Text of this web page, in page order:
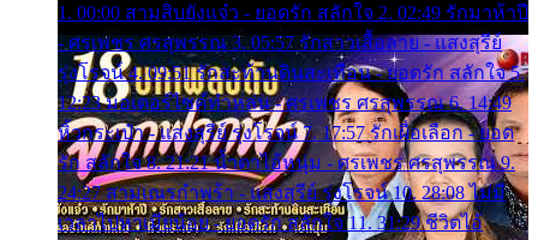
1. 00:00 สามสิบยังแจ๋ว - ยอดรัก สลักใจ 2. 02:49 รักมาห้าปี
- ศรเพชร ศรสุพรรณ 3. 05:57 รักสาวเสื้อลาย - แสงสุรีย์
รุ่งโรจน์ 4. 09:51 รักสะท้านดินสะเทือน - ยอดรัก สลักใจ 5.
12:23 มอเตอร์ไซค์ทำหล่น - ศรเพชร ศรสุพรรณ 6. 14:49
หิ้วกระเป๋า - แสงสุรีย์ รุ่งโรจน์ 7. 17:57 รักเผื่อเลือก - ยอด
รัก สลักใจ 8. 21:21 น้ำตาไอ้หนุ่ม - ศรเพชร ศรสุพรรณ 9.
24:27 สามเณรกำพร้า - แสงสุรีย์ รุ่งโรจน์ 10. 28:08 ไม่มี
เวลาไปหาเมียน้อย - ยอดรัก สลักใจ 11. 31:29 ชีวิตไอ้